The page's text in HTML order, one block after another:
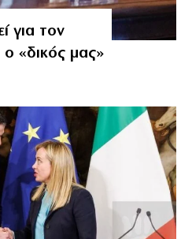
για τον
«δικός μας»